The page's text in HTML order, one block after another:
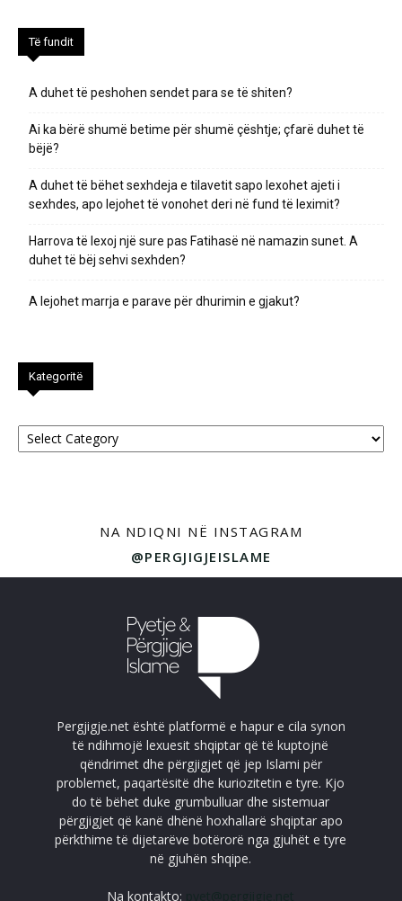
Të fundit
A duhet të peshohen sendet para se të shiten?
Ai ka bërë shumë betime për shumë çështje; çfarë duhet të
bëjë?
A duhet të bëhet sexhdeja e tilavetit sapo lexohet ajeti i
sexhdes, apo lejohet të vonohet deri në fund të leximit?
Harrova të lexoj një sure pas Fatihasë në namazin sunet. A
duhet të bëj sehvi sexhden?
A lejohet marrja e parave për dhurimin e gjakut?
Kategoritë
Kategoritë
NA NDIQNI NË INSTAGRAM
@PERGJIGJEISLAME
Pergjigje.net është platformë e hapur e cila synon
të ndihmojë lexuesit shqiptar që të kuptojnë
qëndrimet dhe përgjigjet që jep Islami për
problemet, paqartësitë dhe kuriozitetin e tyre. Kjo
do të bëhet duke grumbulluar dhe sistemuar
përgjigjet që kanë dhënë hoxhallarë shqiptar apo
përkthime të dijetarëve botërorë nga gjuhët e tyre
në gjuhën shqipe.
Na kontakto: